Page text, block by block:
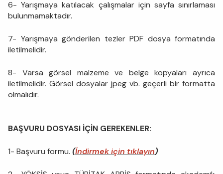
6- Yarışmaya katılacak çalışmalar için sayfa sınırlaması
bulunmamaktadır.
7- Yarışmaya gönderilen tezler PDF dosya formatında
iletilmelidir.
8- Varsa görsel malzeme ve belge kopyaları ayrıca
iletilmelidir. Görsel dosyalar jpeg vb. geçerli bir formatta
olmalıdır.
BAŞVURU DOSYASI İÇİN GEREKENLER:
1- Başvuru formu. (İndirmek için tıklayın)